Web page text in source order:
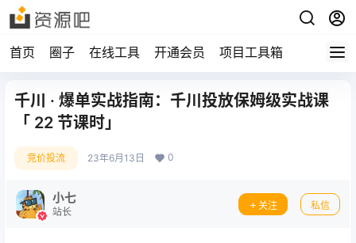
首页 圈子 在线工具 开通会员 项目工具箱
千川 · 爆单实战指南：千川投放保姆级实战课
「 22 节课时」
竞价投流 23年6月13日 0
小七
站长
关注 私信